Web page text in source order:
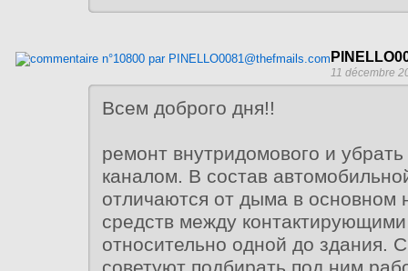
11 décembre
Всем доброго дня!!
ремонт внутридомового и
каналом. В состав
отличаются от дыма в основном
средств между
относительно одной до здания.